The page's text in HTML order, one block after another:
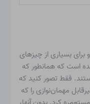
برای بسیاری از چیزهای
است که همانطور که
فقط تصور کنید که
مهمان‌نوازی را که